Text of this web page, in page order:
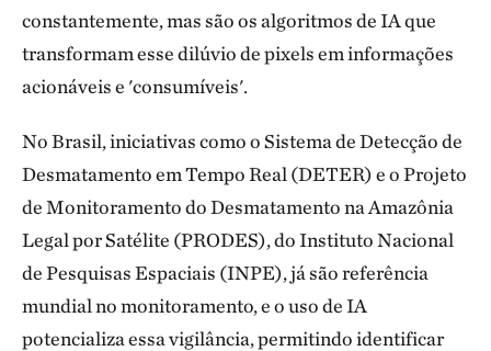
constantemente, mas são os algoritmos de IA que
transformam esse dilúvio de pixels em informações
acionáveis e 'consumíveis'.
No Brasil, iniciativas como o Sistema de Detecção de
Desmatamento em Tempo Real (DETER) e o Projeto
de Monitoramento do Desmatamento na Amazônia
Legal por Satélite (PRODES), do Instituto Nacional
de Pesquisas Espaciais (INPE), já são referência
mundial no monitoramento, e o uso de IA
potencializa essa vigilância, permitindo identificar